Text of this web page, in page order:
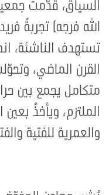
السياق، قدّمت
الله فرجه) تجربةً
تستهدف الناشئة،
القرن الماضي،
متكامل يجمع بين
الملتزم، ويأخذُ
والعمرية للفتية